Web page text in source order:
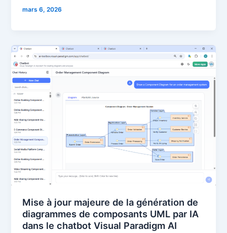
mars 6, 2026
Mise à jour majeure de la génération de
diagrammes de composants UML par IA
dans le chatbot Visual Paradigm AI